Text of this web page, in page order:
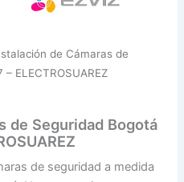
de Cámaras de
ELECTROSUAREZ
de Seguridad Bogotá
de seguridad a medida